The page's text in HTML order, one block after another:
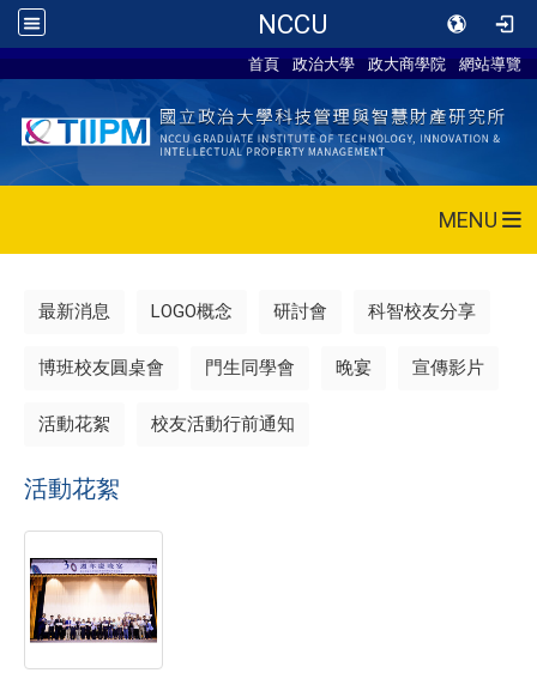
NCCU
首頁 政治大學 政大商學院 網站導覽
MENU
最新消息 LOGO概念 研討會 科智校友分享
博班校友圓桌會 門生同學會 晚宴 宣傳影片
活動花絮 校友活動行前通知
活動花絮